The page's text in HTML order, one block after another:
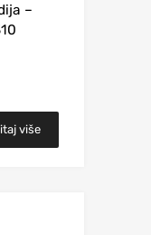
–
više